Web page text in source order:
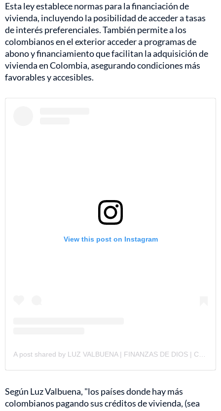
Esta ley establece normas para la financiación de
vivienda, incluyendo la posibilidad de acceder a tasas
de interés preferenciales. También permite a los
colombianos en el exterior acceder a programas de
abono y financiamiento que facilitan la adquisición de
vivienda en Colombia, asegurando condiciones más
favorables y accesibles.
View this post on Instagram
Según Luz Valbuena, "los países donde hay más
colombianos pagando sus créditos de vivienda, (sea